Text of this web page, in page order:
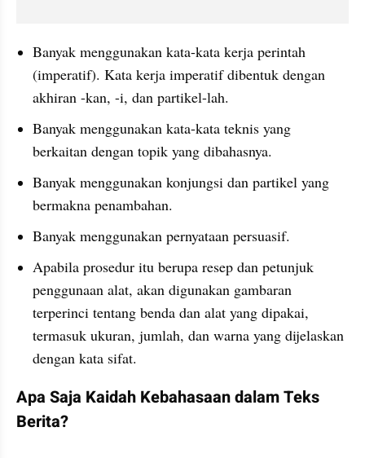
Banyak menggunakan kata-kata kerja perintah
(imperatif). Kata kerja imperatif dibentuk dengan
akhiran -kan, -i, dan partikel-lah.
Banyak menggunakan kata-kata teknis yang
berkaitan dengan topik yang dibahasnya.
Banyak menggunakan konjungsi dan partikel yang
bermakna penambahan.
Banyak menggunakan pernyataan persuasif.
Apabila prosedur itu berupa resep dan petunjuk
penggunaan alat, akan digunakan gambaran
terperinci tentang benda dan alat yang dipakai,
termasuk ukuran, jumlah, dan warna yang dijelaskan
dengan kata sifat.
Apa Saja Kaidah Kebahasaan dalam Teks
Berita?